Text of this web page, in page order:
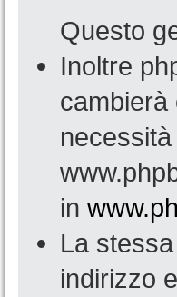
Questo
Inoltre
cambierà
in
La
indirizzo